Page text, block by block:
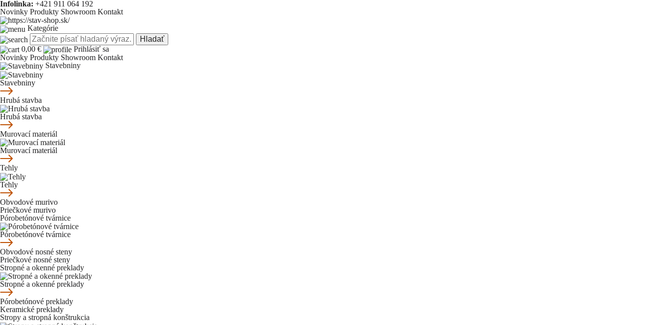
Infolinka: +421 911 064 192
Novinky Produkty Showroom Kontakt
Kategórie
Hladať
0,00 €
Prihlásiť sa
Novinky Produkty Showroom Kontakt
Stavebniny
Stavebniny
Hrubá stavba
Hrubá stavba
Murovací materiál
Murovací materiál
Tehly
Tehly
Obvodové murivo
Priečkové murivo
Pórobetónové tvárnice
Pórobetónové tvárnice
Obvodové nosné steny
Priečkové nosné steny
Stropné a okenné preklady
Stropné a okenné preklady
Pórobetónové preklady
Keramické preklady
Stropy a stropná konštrukcia